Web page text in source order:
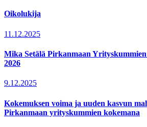
Oikolukija
11.12.2025
Mika Setälä Pirkanmaan
2026
9.12.2025
Kokemuksen voima ja uuden kasvun
Pirkanmaan yrityskummien kokemana